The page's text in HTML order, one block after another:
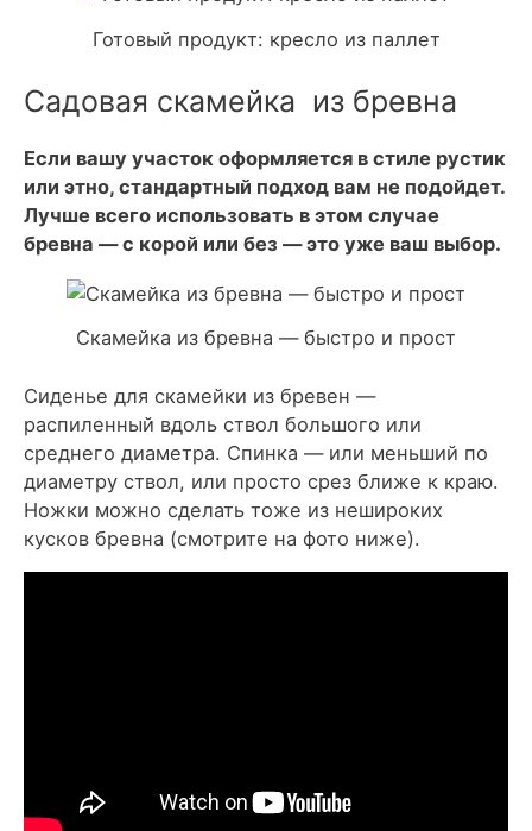
Готовый продукт: кресло из паллет
Садовая скамейка из бревна
Если вашу участок оформляется в стиле рустик
или этно, стандартный подход вам не подойдет.
Лучше всего использовать в этом случае
бревна — с корой или без — это уже ваш выбор.
Скамейка из бревна — быстро и прост
Сиденье для скамейки из бревен —
распиленный вдоль ствол большого или
среднего диаметра. Спинка — или меньший по
диаметру ствол, или просто срез ближе к краю.
Ножки можно сделать тоже из нешироких
кусков бревна (смотрите на фото ниже).